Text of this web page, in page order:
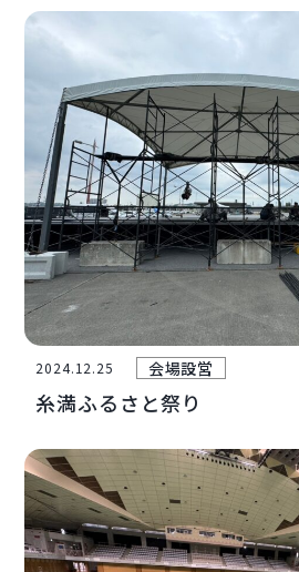
2024.12.25 会場設営
糸満ふるさと祭り